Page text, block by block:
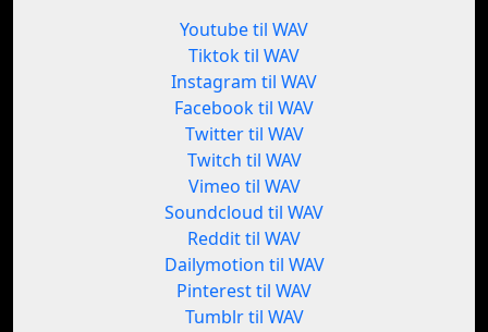
Youtube til WAV
Tiktok til WAV
Instagram til WAV
Facebook til WAV
Twitter til WAV
Twitch til WAV
Vimeo til WAV
Soundcloud til WAV
Reddit til WAV
Dailymotion til WAV
Pinterest til WAV
Tumblr til WAV